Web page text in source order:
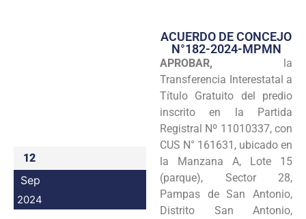
Transparencia
Seguridad
Programas
Intranet
12
Sep
2024
ACUERDO DE CONCEJO
N°182-2024-MPMN
APROBAR, la
Transferencia Interestatal a
Título Gratuito del predio
inscrito en la Partida
Registral Nº 11010337, con
CUS N° 161631, ubicado en
la Manzana A, Lote 15
(parque), Sector 28,
Pampas de San Antonio,
Distrito San Antonio,